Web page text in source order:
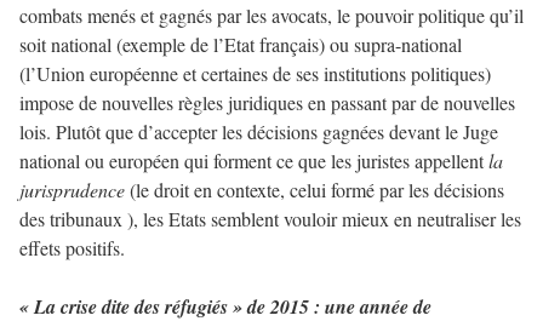
combats menés et gagnés par les avocats, le pouvoir politique qu’il
soit national (exemple de l’Etat français) ou supra-national
(l’Union européenne et certaines de ses institutions politiques)
impose de nouvelles règles juridiques en passant par de nouvelles
lois. Plutôt que d’accepter les décisions gagnées devant le Juge
national ou européen qui forment ce que les juristes appellentla
jurisprudence(le droit en contexte, celui formé par les décisions
des tribunaux ), les Etats semblent vouloir mieux en neutraliser les
effets positifs.
« La crise dite des réfugiés » de 2015 : une année de